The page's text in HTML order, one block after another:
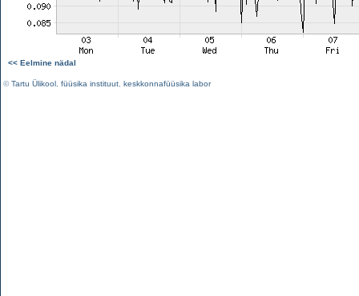
<< Eelmine nädal
©Tartu Ülikool füüsika instituut keskkonnafüüsika labor